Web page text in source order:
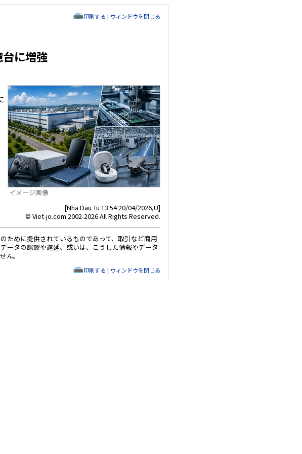
印刷する | ウィンドウを閉じる
に増強
イメージ画像
[Nha Dau Tu 13:54 20/04/2026,U]
© Viet-jo.com 2002-2026 All Rights Reserved.
ために提供されているものであって、取引など商用
ータの誤謬や遅延、或いは、こうした情報やデータ
ん。
印刷する | ウィンドウを閉じる